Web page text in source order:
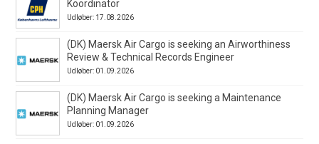
Koordinator
Udløber: 17.08.2026
(DK) Maersk Air Cargo is seeking an Airworthiness
Review & Technical Records Engineer
Udløber: 01.09.2026
(DK) Maersk Air Cargo is seeking a Maintenance
Planning Manager
Udløber: 01.09.2026